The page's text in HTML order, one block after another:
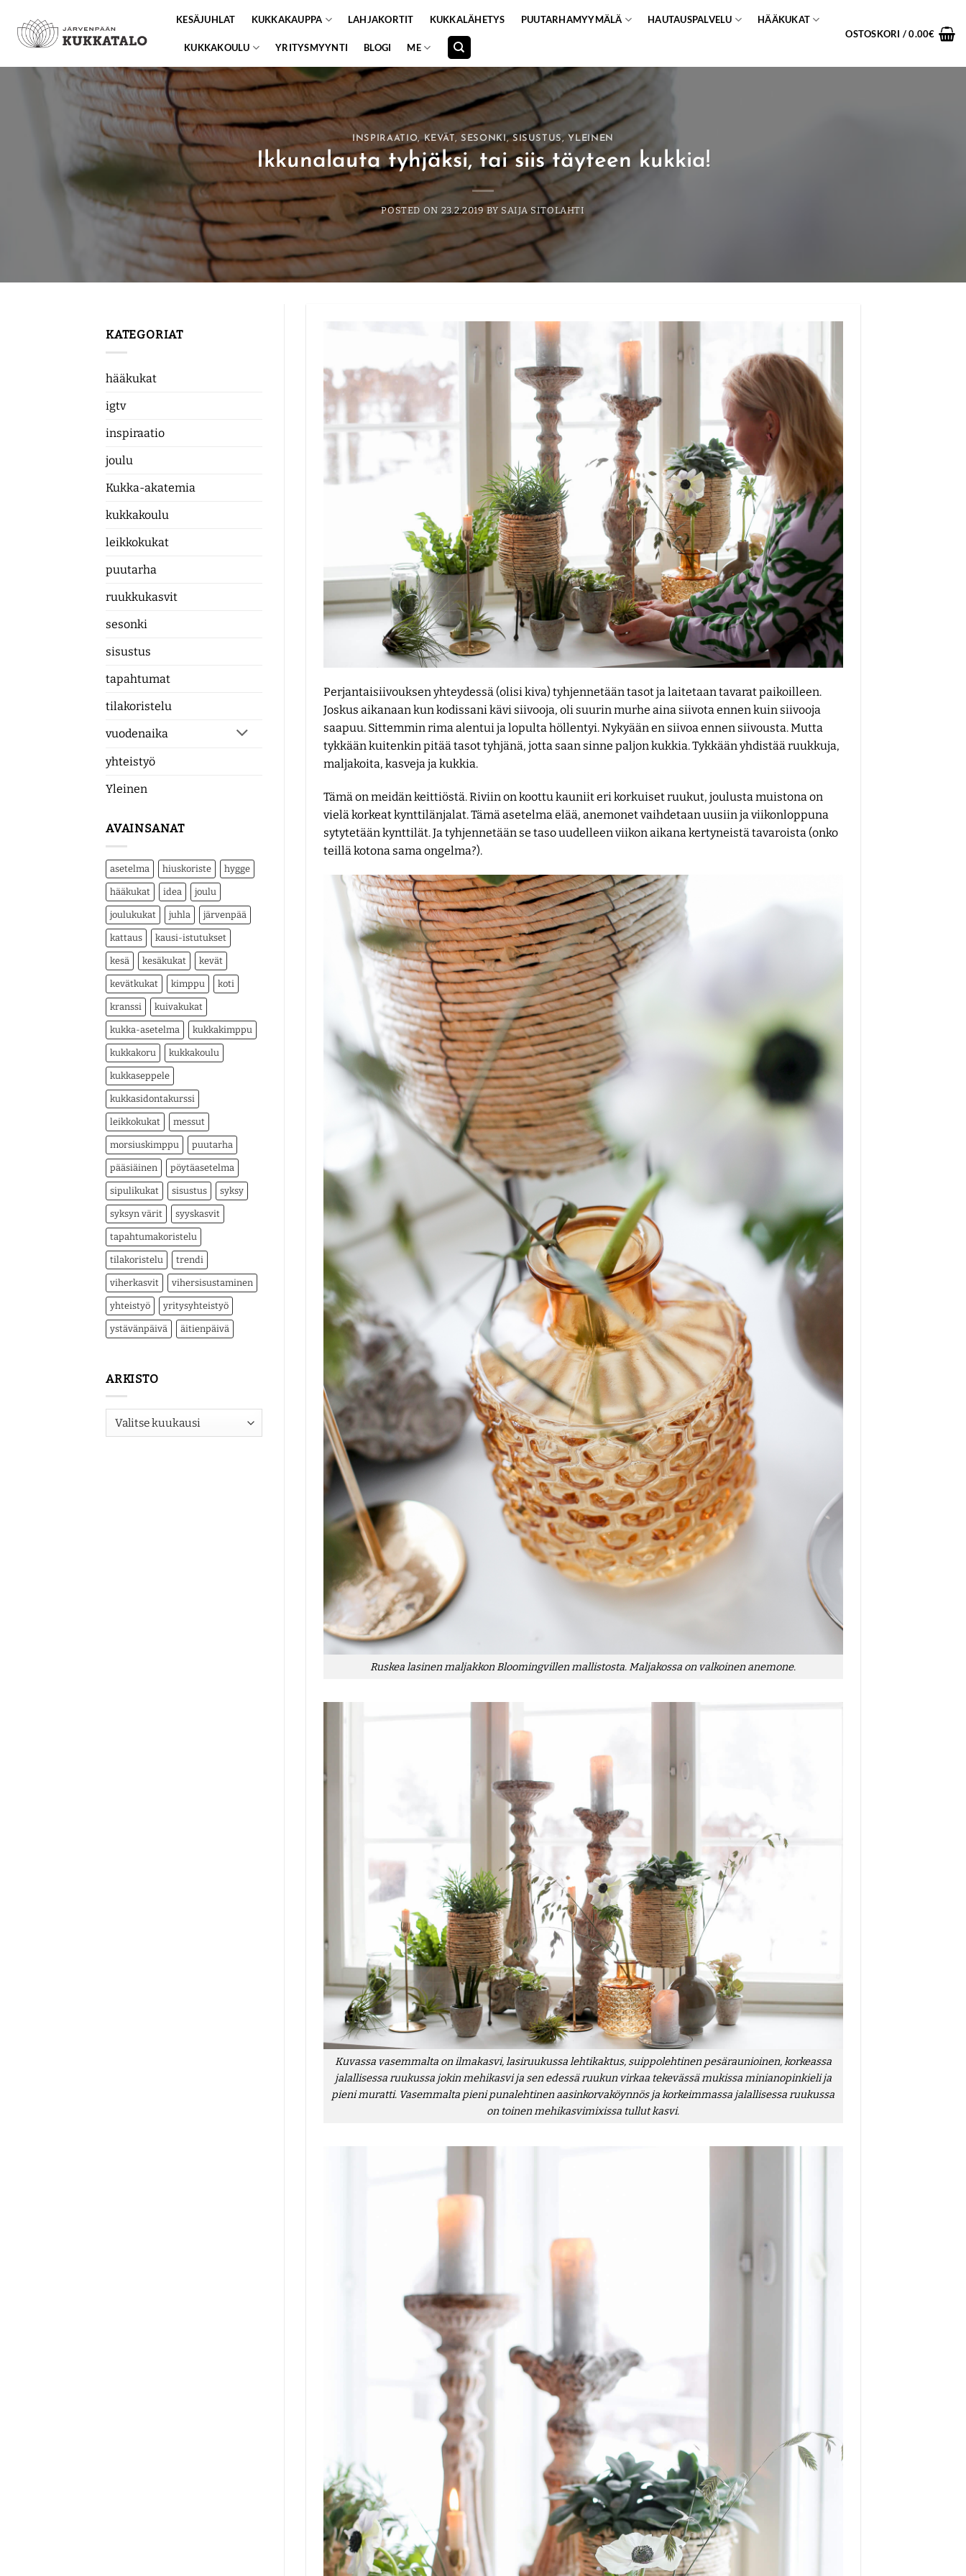
content
KESÄJUHLAT KUKKAKAUPPA LAHJAKORTIT KUKKALÄHETYS PUUTARHAMYYMÄLÄ HAUTAUSPALVELU HÄÄKUKAT
KUKKAKOULU YRITYSMYYNTI BLOGI ME
OSTOSKORI /0.00€
INSPIRAATIO,KEVÄT,SESONKI,SISUSTUS,YLEINEN
Ikkunalauta tyhjäksi, tai siis täyteen kukkia!
POSTED ON 23.2.2019 BY SAIJA SITOLAHTI
KATEGORIAT
hääkukat
igtv
inspiraatio
joulu
Kukka-akatemia
kukkakoulu
leikkokukat
puutarha
ruukkukasvit
sesonki
sisustus
tapahtumat
tilakoristelu
vuodenaika
yhteistyö
Yleinen
AVAINSANAT
asetelma hiuskoriste hygge
hääkukat idea joulu
joulukukat juhla järvenpää
kattaus kausi-istutukset
kesä kesäkukat kevät
kevätkukat kimppu koti
kranssi kuivakukat
kukka-asetelma kukkakimppu
kukkakoru kukkakoulu
kukkaseppele
kukkasidontakurssi
leikkokukat messut
morsiuskimppu puutarha
pääsiäinen pöytäasetelma
sipulikukat sisustus syksy
syksyn värit syyskasvit
tapahtumakoristelu
tilakoristelu trendi
viherkasvit vihersisustaminen
yhteistyö yritysyhteistyö
ystävänpäivä äitienpäivä
ARKISTO
Arkisto
Perjantaisiivouksen yhteydessä (olisi kiva) tyhjennetään tasot ja laitetaan tavarat paikoilleen.
Joskus aikanaan kun kodissani kävi siivooja, oli suurin murhe aina siivota ennen kuin siivooja
saapuu. Sittemmin rima alentui ja lopulta höllentyi. Nykyään en siivoa ennen siivousta. Mutta
tykkään kuitenkin pitää tasot tyhjänä, jotta saan sinne paljon kukkia. Tykkään yhdistää ruukkuja,
maljakoita, kasveja ja kukkia.
Tämä on meidän keittiöstä. Riviin on koottu kauniit eri korkuiset ruukut, joulusta muistona on
vielä korkeat kynttilänjalat. Tämä asetelma elää, anemonet vaihdetaan uusiin ja viikonloppuna
sytytetään kynttilät. Ja tyhjennetään se taso uudelleen viikon aikana kertyneistä tavaroista (onko
teillä kotona sama ongelma?).
Ruskea lasinen maljakkon Bloomingvillen mallistosta. Maljakossa on valkoinen anemone.
Kuvassa vasemmalta on ilmakasvi, lasiruukussa lehtikaktus, suippolehtinen pesäraunioinen, korkeassa
jalallisessa ruukussa jokin mehikasvi ja sen edessä ruukun virkaa tekevässä mukissa minianopinkieli ja
pieni muratti. Vasemmalta pieni punalehtinen aasinkorvaköynnös ja korkeimmassa jalallisessa ruukussa
on toinen mehikasvimixissa tullut kasvi.